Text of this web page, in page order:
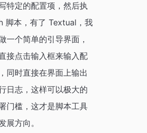
特定的配置项，然后执
脚本，有了 Textual，我
一个简单的引导界面，
接点击输入框来输入配
同时直接在界面上输出
日志，这样可以极大的
门槛，这才是脚本工具
展方向。